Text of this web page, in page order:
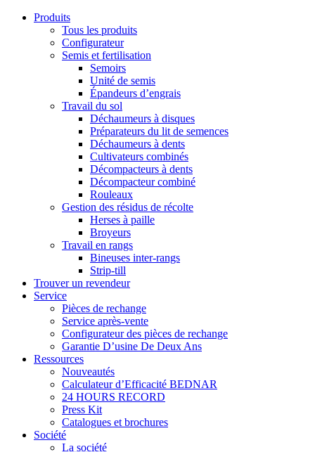
Produits
Tous les produits
Configurateur
Semis et fertilisation
Semoirs
Unité de semis
Épandeurs d’engrais
Travail du sol
Déchaumeurs à disques
Préparateurs du lit de semences
Déchaumeurs à dents
Cultivateurs combinés
Décompacteurs à dents
Décompacteur combiné
Rouleaux
Gestion des résidus de récolte
Herses à paille
Broyeurs
Travail en rangs
Bineuses inter-rangs
Strip-till
Trouver un revendeur
Service
Pièces de rechange
Service après-vente
Configurateur des pièces de rechange
Garantie D’usine De Deux Ans
Ressources
Nouveautés
Calculateur d’Efficacité BEDNAR
24 HOURS RECORD
Press Kit
Catalogues et brochures
Société
La société